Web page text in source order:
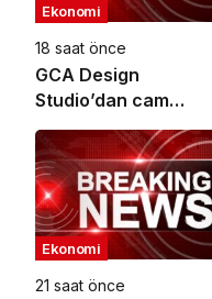
Ekonomi
18 saat önce
GCA Design
Studio’dan cam
ambalaj tasarımında
bütüncül yaklaşım
Ekonomi
21 saat önce